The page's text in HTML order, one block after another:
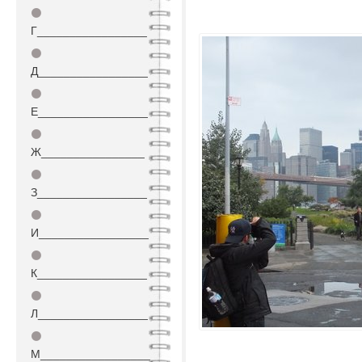
⚫
Г_________________
⚫
Д_________________
⚫
Е_________________
⚫
Ж________________
⚫
З_________________
⚫
И_________________
⚫
К_________________
⚫
Л_________________
⚫
М_________________